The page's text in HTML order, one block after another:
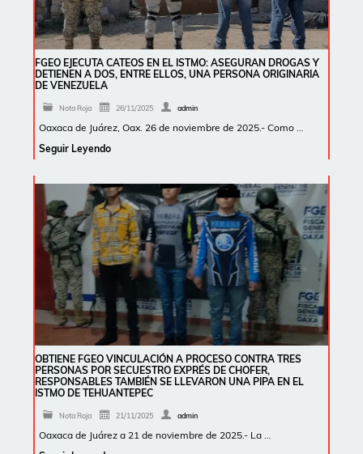
FGEO EJECUTA CATEOS EN EL ISTMO: ASEGURAN DROGAS Y
DETIENEN A DOS, ENTRE ELLOS, UNA PERSONA ORIGINARIA
DE VENEZUELA
Nota Roja 26/11/2025 admin
Oaxaca de Juárez, Oax. 26 de noviembre de 2025.- Como …
Seguir Leyendo
OBTIENE FGEO VINCULACIÓN A PROCESO CONTRA TRES
PERSONAS POR SECUESTRO EXPRÉS DE CHOFER,
RESPONSABLES TAMBIÉN SE LLEVARON UNA PIPA EN EL
ISTMO DE TEHUANTEPEC
Nota Roja 21/11/2025 admin
Oaxaca de Juárez a 21 de noviembre de 2025.- La …